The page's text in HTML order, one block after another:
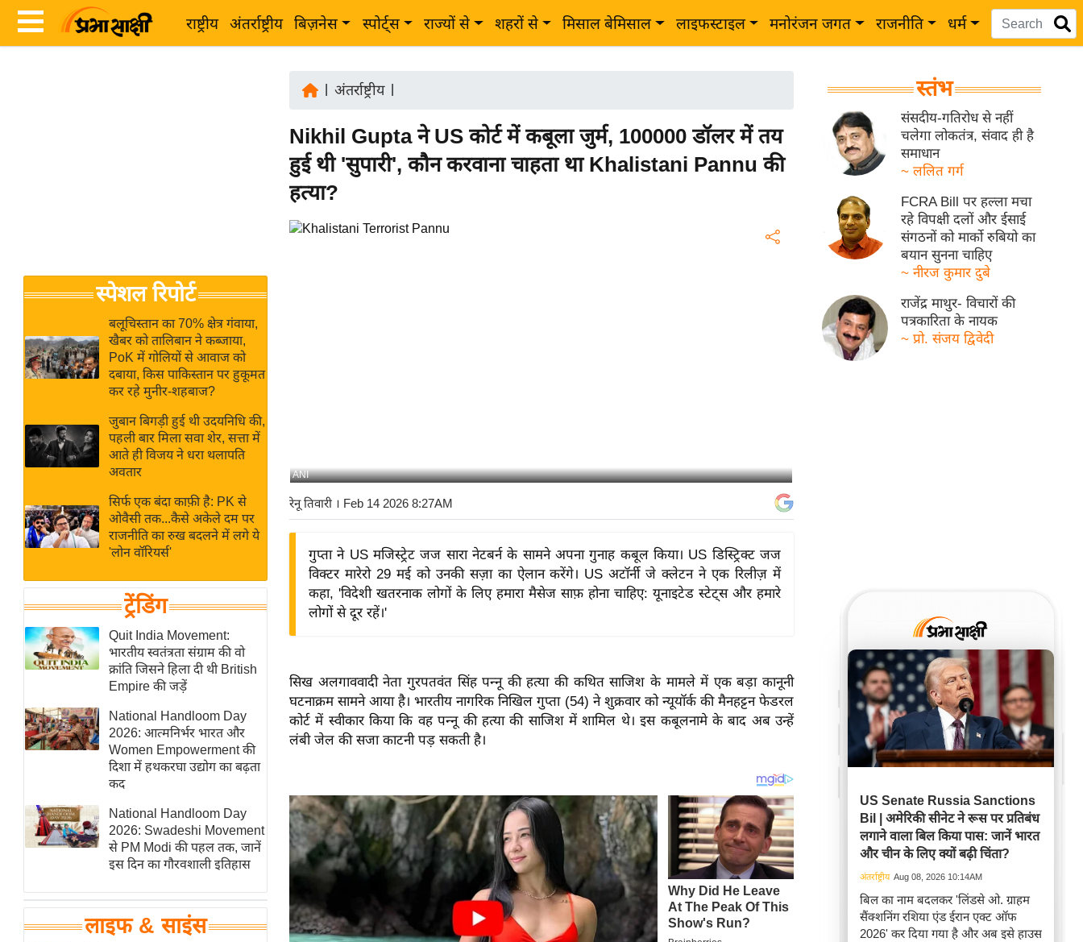
राष्ट्रीय अंतर्राष्ट्रीय बिज़नेस स्पोर्ट्स राज्यों से शहरों से मिसाल बेमिसाल लाइफस्टाइल मनोरंजन जगत राजनीति धर्म
Breaking
News in
Hindi
Hindi
Videos
जगत
राय
बजट
IPL
2026
ई-पेपर
मिसाल बेमिसाल
शख्सियत
यंग इंडिया
साहित्य जगत
ऑटो वर्ल्ड
न्यूज ब्रीफ
मनोरंजन जगत
बॉलीवुड
हॉलीवुड
फिल्म समीक्षा
Breaking
News
लाइफस्टाइल
टेक्नॉलॉजी
घरेलू नुस्खे
पर्यटन स्थल
स्पेशल रिपोर्ट
बलूचिस्तान का 70% क्षेत्र गंवाया,
खैबर को तालिबान ने कब्जाया,
PoK में गोलियों से आवाज को
दबाया, किस पाकिस्तान पर हुकूमत
कर रहे मुनीर-शहबाज?
जुबान बिगड़ी हुई थी उदयनिधि की,
पहली बार मिला सवा शेर, सत्ता में
आते ही विजय ने धरा थलापति
अवतार
सिर्फ एक बंदा काफ़ी है: PK से
ओवैसी तक...कैसे अकेले दम पर
राजनीति का रुख बदलने में लगे ये
'लोन वॉरियर्स'
ट्रेंडिंग
Quit India Movement:
भारतीय स्वतंत्रता संग्राम की वो
क्रांति जिसने हिला दी थी British
Empire की जड़ें
National Handloom Day
2026: आत्मनिर्भर भारत और
Women Empowerment की
दिशा में हथकरघा उद्योग का बढ़ता
कद
National Handloom Day
2026: Swadeshi Movement
से PM Modi की पहल तक, जानें
इस दिन का गौरवशाली इतिहास
लाइफ & साइंस
अंतर्राष्ट्रीय|
Nikhil Gupta ने US कोर्ट में कबूला जुर्म, 100000 डॉलर में तय
हुई थी 'सुपारी', कौन करवाना चाहता था Khalistani Pannu की
हत्या?
ANI
रेनू तिवारी । Feb 14 2026 8:27AM
गुप्ता ने US मजिस्ट्रेट जज सारा नेटबर्न के सामने अपना गुनाह कबूल किया। US डिस्ट्रिक्ट जज
विक्टर मारेरो 29 मई को उनकी सज़ा का ऐलान करेंगे। US अटॉर्नी जे क्लेटन ने एक रिलीज़ में
कहा, 'विदेशी खतरनाक लोगों के लिए हमारा मैसेज साफ़ होना चाहिए: यूनाइटेड स्टेट्स और हमारे
लोगों से दूर रहें।'
सिख अलगाववादी नेता गुरपतवंत सिंह पन्नू की हत्या की कथित साजिश के मामले में एक बड़ा कानूनी
घटनाक्रम सामने आया है। भारतीय नागरिक निखिल गुप्ता (54) ने शुक्रवार को न्यूयॉर्क की मैनहट्टन फेडरल
कोर्ट में स्वीकार किया कि वह पन्नू की हत्या की साजिश में शामिल थे। इस कबूलनामे के बाद अब उन्हें
लंबी जेल की सजा काटनी पड़ सकती है।
स्तंभ
संसदीय-गतिरोध से नहीं
चलेगा लोकतंत्र, संवाद ही है
समाधान
~ ललित गर्ग
FCRA Bill पर हल्ला मचा
रहे विपक्षी दलों और ईसाई
संगठनों को मार्को रुबियो का
बयान सुनना चाहिए
~ नीरज कुमार दुबे
राजेंद्र माथुर- विचारों की
पत्रकारिता के नायक
~ प्रो. संजय द्विवेदी
US Senate Russia Sanctions
Bil | अमेरिकी सीनेट ने रूस पर प्रतिबंध
लगाने वाला बिल किया पास: जानें भारत
और चीन के लिए क्यों बढ़ी चिंता?
अंतर्राष्ट्रीय Aug 08, 2026 10:14AM
बिल का नाम बदलकर 'लिंडसे ओ. ग्राहम
सैंक्शनिंग रशिया एंड ईरान एक्ट ऑफ
2026' कर दिया गया है और अब इसे हाउस